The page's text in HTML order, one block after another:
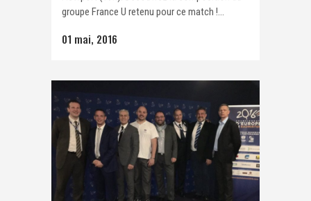
groupe France U retenu pour ce match !...
01 mai, 2016